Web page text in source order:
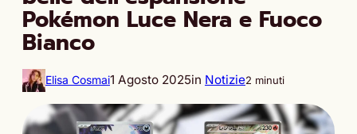
Pokémon Luce Nera e Fuoco
Bianco
Elisa Cosmai1 Agosto 2025in Notizie2 minuti